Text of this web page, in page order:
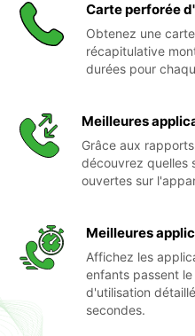
Carte perforée
Obtenez une
récapitulative
durées pour
Meilleures
Grâce aux
découvrez quelles
ouvertes sur
Meilleures
Affichez les
enfants passent
d'utilisation
secondes.